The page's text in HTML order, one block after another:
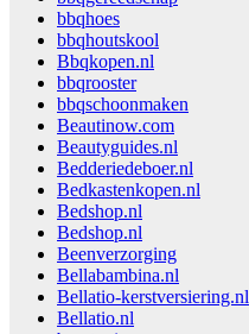
bbqhoes
bbqhoutskool
Bbqkopen.nl
bbqrooster
bbqschoonmaken
Beautinow.com
Beautyguides.nl
Bedderiedeboer.nl
Bedkastenkopen.nl
Bedshop.nl
Bedshop.nl
Beenverzorging
Bellabambina.nl
Bellatio-kerstversiering.nl
Bellatio.nl